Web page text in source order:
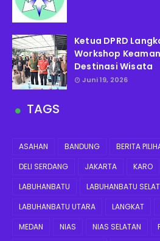
Ketua DPRD
Workshop
Destinasi Wisata
Juni 19, 2026
TAGS
ASAHAN BANDUNG BERITA
DELI SERDANG
JAKARTA KARO
LABUHANBATU
LABUHANBATU
LABUHANBATU UTARA
LANGKAT
MEDAN
NIAS NIAS SELATAN